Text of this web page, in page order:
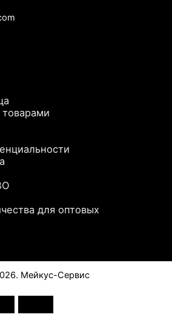
для оптовых
Мейкус-Сервис